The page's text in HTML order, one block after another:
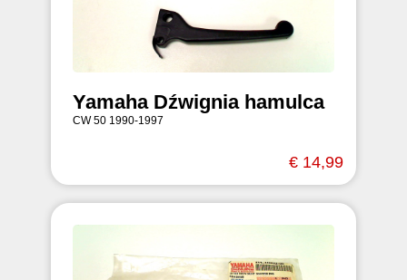
Yamaha Dźwignia hamulca
CW 50 1990-1997
€ 14,99